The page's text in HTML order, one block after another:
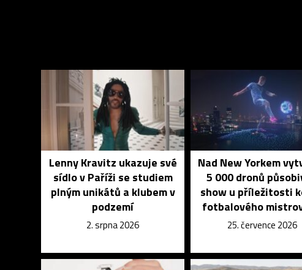
Lenny Kravitz ukazuje své
sídlo v Paříži se studiem
plným unikátů a klubem v
podzemí
2. srpna 2026
Nad New Yorkem
5 000 dronů
show u příležitosti
fotbalového
25. července 2026